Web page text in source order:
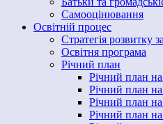
Самооцінювання
Освітній процес
Стратегія розвитку
Освітня програма
Річний план
Річний план
Річний план
Річний план
Річний план